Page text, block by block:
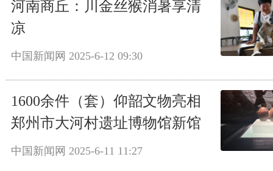
河南商丘：川金丝猴消暑享清
凉
中国新闻网 2025-6-12 09:30
1600余件（套）仰韶文物亮相
郑州市大河村遗址博物馆新馆
中国新闻网 2025-6-11 11:27